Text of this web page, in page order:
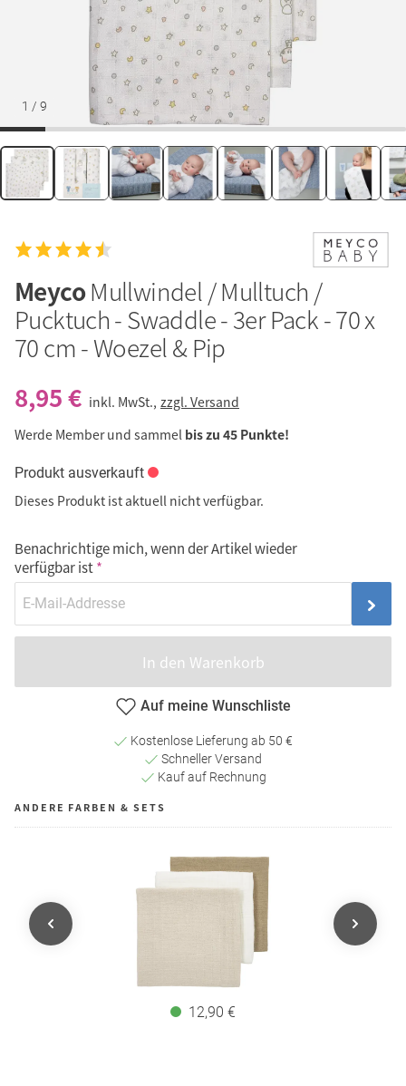
1 / 9
MeycoMullwindel / Mulltuch /
Pucktuch - Swaddle - 3er Pack - 70 x
70 cm - Woezel & Pip
8,95 € inkl. MwSt., zzgl. Versand
Werde Member und sammel bis zu 45 Punkte!
Produkt ausverkauft
Dieses Produkt ist aktuell nicht verfügbar.
Benachrichtige mich, wenn der Artikel wieder
verfügbar ist
In den Warenkorb
Auf meine Wunschliste
Kostenlose Lieferung ab 50 €
Schneller Versand
Kauf auf Rechnung
ANDERE FARBEN & SETS
12,90 €